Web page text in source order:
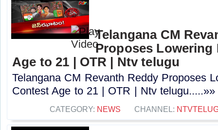
Telangana CM
Proposes Lowering
Age to 21 | OTR | Ntv telugu
Telangana CM Revanth Reddy Proposes
Contest Age to 21 | OTR | Ntv telugu.....»»
CATEGORY: NEWS CHANNEL: